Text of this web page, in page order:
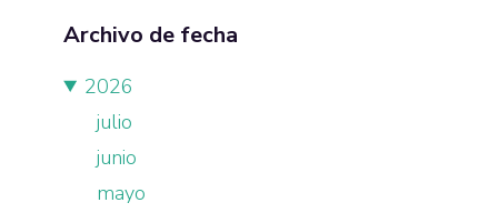
Archivo de fecha
2026
julio
junio
mayo